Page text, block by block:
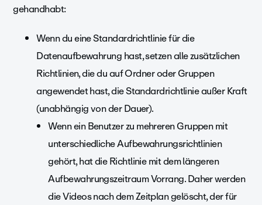
gehandhabt:
Wenn du eine Standardrichtlinie für die
Datenaufbewahrung hast, setzen alle zusätzlichen
Richtlinien, die du auf Ordner oder Gruppen
angewendet hast, die Standardrichtlinie außer Kraft
(unabhängig von der Dauer).
Wenn ein Benutzer zu mehreren Gruppen mit
unterschiedliche Aufbewahrungsrichtlinien
gehört, hat die Richtlinie mit dem längeren
Aufbewahrungszeitraum Vorrang. Daher werden
die Videos nach dem Zeitplan gelöscht, der für